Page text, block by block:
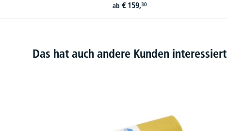
ab € 159,30
Das hat auch andere Kunden interessiert